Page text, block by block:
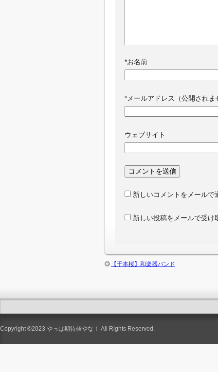
*お名前
* メールアドレス（公開されま
ウェブサイト
新しいコメントをメールで
新しい投稿をメールで受け
【千本桜】和楽器バンド
Copyright ©2023 やっぱ期待値やな！ All Rights Reserved.